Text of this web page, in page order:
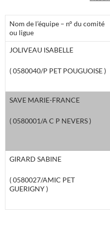
Nom de l’équipe – n° du comité
ou ligue
JOLIVEAU ISABELLE
( 0580040/P PET POUGUOISE )
SAVE MARIE-FRANCE
( 0580001/A C P NEVERS )
GIRARD SABINE
( 0580027/AMIC PET
GUERIGNY )